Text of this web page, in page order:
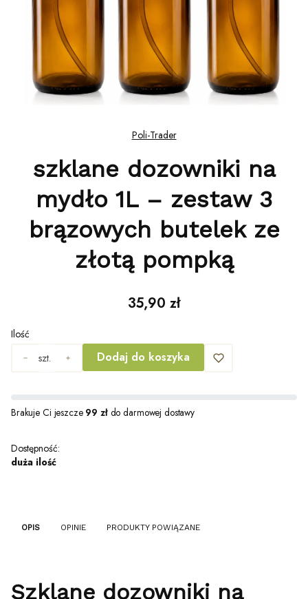
Poli-Trader
szklane dozowniki na
mydło 1L – zestaw 3
brązowych butelek ze
złotą pompką
Cena
35,90 zł
Ilość
szt.
Dodaj do koszyka
Brakuje Ci jeszcze 99 złdo darmowej dostawy
Dostępność:
duża ilość
OPIS OPINIE PRODUKTY POWIĄZANE
Szklane dozowniki na